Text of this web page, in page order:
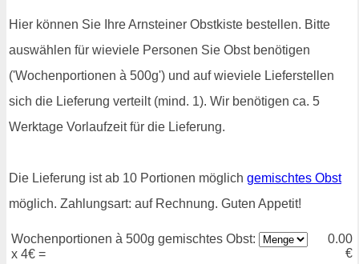
Hier können Sie Ihre Arnsteiner Obstkiste bestellen. Bitte
auswählen für wieviele Personen Sie Obst benötigen
('Wochenportionen à 500g') und auf wieviele Lieferstellen
sich die Lieferung verteilt (mind. 1). Wir benötigen ca. 5
Werktage Vorlaufzeit für die Lieferung.
Die Lieferung ist ab 10 Portionen möglich gemischtes Obst
möglich. Zahlungsart: auf Rechnung. Guten Appetit!
Wochenportionen à 500g gemischtes Obst:
x 4€ =
0.00
€